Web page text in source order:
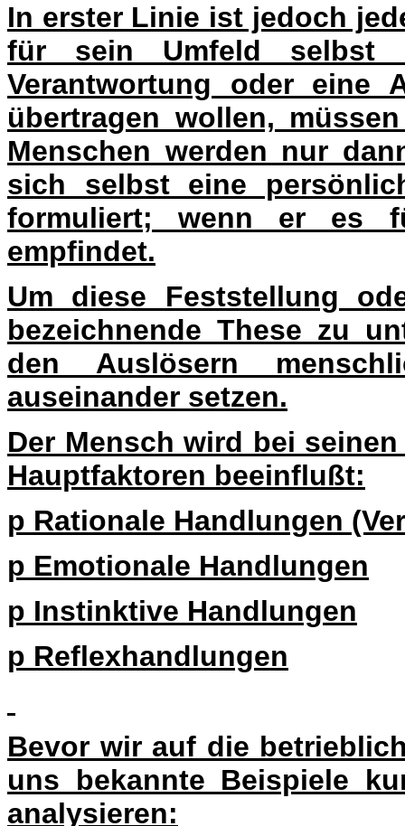
In erster Linie ist jedoch
für sein Umfeld selbst
Verantwortung oder eine
übertragen wollen,
Menschen werden nur
sich selbst eine
formuliert; wenn er es
empfindet.
Um diese Feststellung
bezeichnende These zu
den Auslösern
auseinander setzen.
Der Mensch wird bei
Hauptfaktoren beeinflußt:
p Rationale Handlungen
p Emotionale Handlungen
p Instinktive Handlungen
p Reflexhandlungen
Bevor wir auf die
uns bekannte Beispiele
analysieren: